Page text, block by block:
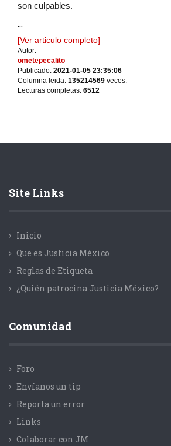
son culpables.
...
[Ver articulo completo]
Autor:
ometepecalito
Publicado: 2021-01-05 23:35:06
Columna leida: 135214569 veces.
Lecturas completas: 6512
Site Links
Inicio
Que es Justicia México
Reglas de Etiqueta
¿Quién patrocina Justicia México?
Comunidad
Foro
Envíanos un tip
Reporta un error
Links
Colaborar con JM